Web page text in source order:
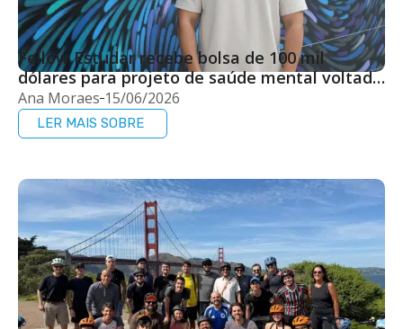
Fellow Estudar recebe bolsa de 100 mil
dólares para projeto de saúde mental voltado
a adolescentes
Ana Moraes 15/06/2026
LER MAIS SOBRE